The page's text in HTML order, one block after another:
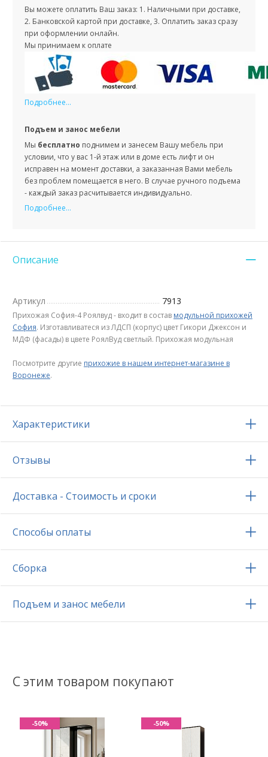
Вы можете оплатить Ваш заказ: 1. Наличными при доставке,
2. Банковской картой при доставке, 3. Оплатить заказ сразу
при оформлении онлайн.
Мы принимаем к оплате
Подробнее...
Подъем и занос мебели
Мы бесплатно поднимем и занесем Вашу мебель при
условии, что у вас 1-й этаж или в доме есть лифт и он
исправен на момент доставки, а заказанная Вами мебель
без проблем помещается в него. В случае ручного подъема
- каждый заказ расчитывается индивидуально.
Подробнее...
Описание
Артикул 7913
Прихожая София-4 Роялвуд - входит в состав модульной прихожей
София. Изготавливатеся из ЛДСП (корпус) цвет Гикори Джексон и
МДФ (фасады) в цвете РоялВуд светлый. Прихожая модульная
Посмотрите другие прихожие в нашем интернет-магазине в
Воронеже.
Характеристики
Отзывы
Доставка - Стоимость и сроки
Способы оплаты
Сборка
Подъем и занос мебели
С этим товаром покупают
-50% -50%